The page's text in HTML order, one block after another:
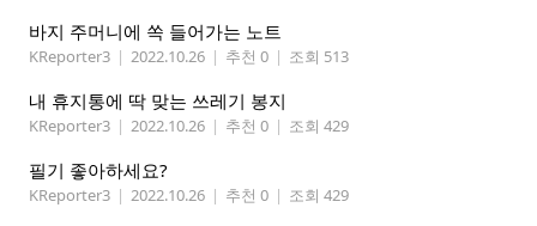
바지 주머니에 쏙 들어가는 노트
KReporter3 | 2022.10.26 | 추천 0 | 조회 513
내 휴지통에 딱 맞는 쓰레기 봉지
KReporter3 | 2022.10.26 | 추천 0 | 조회 429
필기 좋아하세요?
KReporter3 | 2022.10.26 | 추천 0 | 조회 429